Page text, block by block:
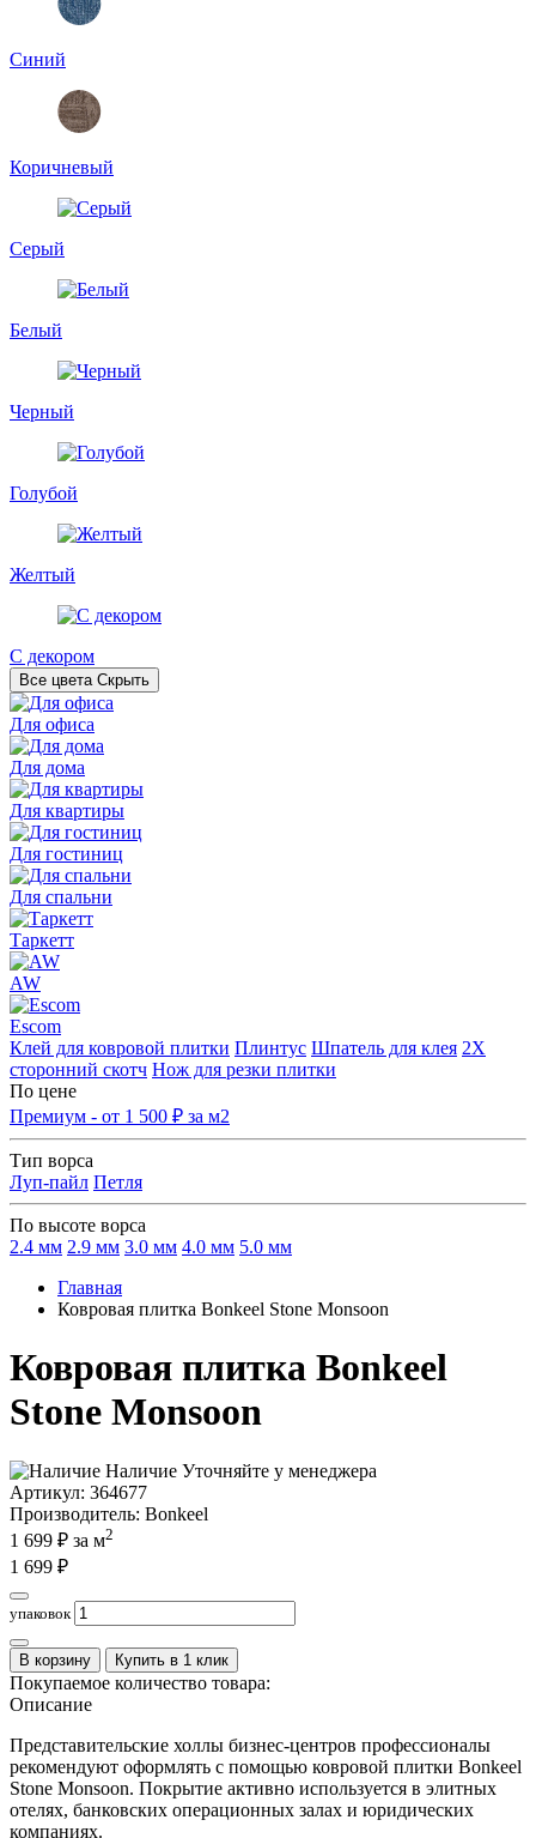
Синий
Коричневый
Серый
Белый
Черный
Голубой
Желтый
С декором
Все цвета Скрыть
Для офиса
Для дома
Для квартиры
Для гостиниц
Для спальни
Таркетт
AW
Escom
Клей для ковровой плитки Плинтус Шпатель для клея 2Х
сторонний скотч Нож для резки плитки
По цене
Премиум - от 1 500 ₽ за м2
Тип ворса
Луп-пайл Петля
По высоте ворса
2.4 мм 2.9 мм 3.0 мм 4.0 мм 5.0 мм
Главная
Ковровая плитка Bonkeel Stone Monsoon
Ковровая плитка Bonkeel
Stone Monsoon
Наличие Уточняйте у менеджера
Артикул: 364677
Производитель: Bonkeel
1 699 ₽ за м2
1 699 ₽
упаковок
В корзину Купить в 1 клик
Покупаемое количество товара:
Описание
Представительские холлы бизнес-центров профессионалы
рекомендуют оформлять с помощью ковровой плитки Bonkeel
Stone Monsoon. Покрытие активно используется в элитных
отелях, банковских операционных залах и юридических
компаниях.